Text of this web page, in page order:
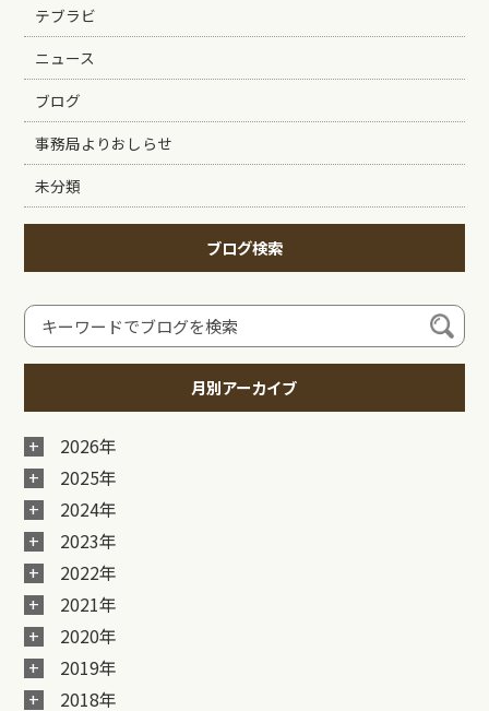
テブラビ
ニュース
ブログ
事務局よりおしらせ
未分類
ブログ検索
月別アーカイブ
2026年
2025年
2024年
2023年
2022年
2021年
2020年
2019年
2018年